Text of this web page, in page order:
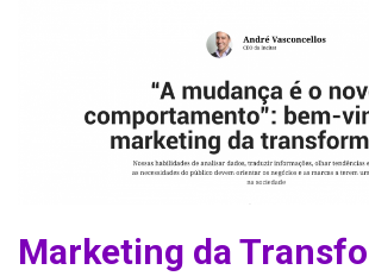
Marketing da